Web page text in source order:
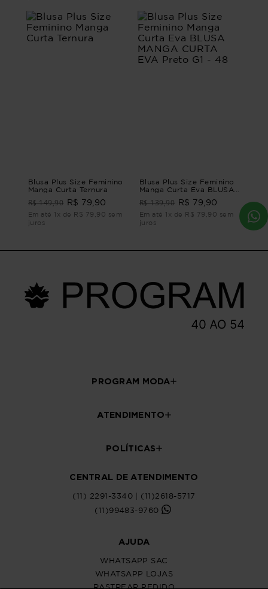
Blusa Plus Size Feminino
Manga Curta Ternura
R$ 149,90 R$ 79,90
Em até 1x de R$ 79,90 sem
juros
Blusa Plus Size Feminino
Manga Curta Eva BLUSA
MANGA CURTA EVA
Preto G1 - 48
R$ 139,90 R$ 79,90
Em até 1x de R$ 79,90 sem
juros